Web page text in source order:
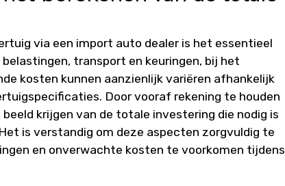
via een import auto dealer is het essentieel
transport en keuringen, bij het
kosten kunnen aanzienlijk variëren afhankelijk
Door vooraf rekening te houden
krijgen van de totale investering die nodig is
is verstandig om deze aspecten zorgvuldig te
en onverwachte kosten te voorkomen tijdens